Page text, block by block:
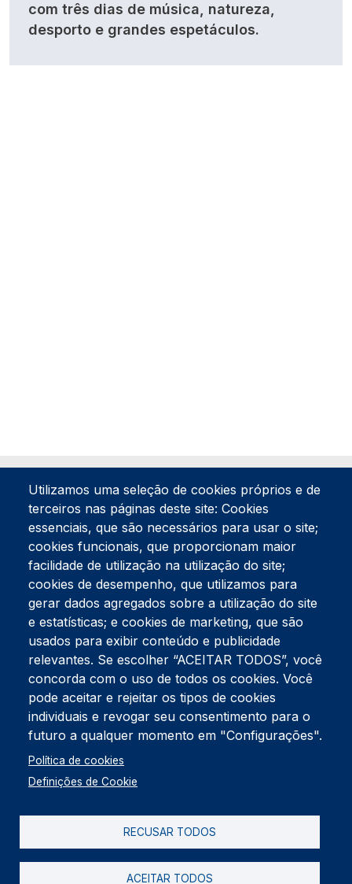
com três dias de música, natureza,
desporto e grandes espetáculos.
Tel:234 390 100Fax:234 390 100
Endereço Postal
Apartado 42
Rua Gil Eanes 31
3834-908 Gafanha da Nazaré
Estúdios
Rua Prior Guerra
Edifício do Centro Cultural da Gafanha da Nazaré
3830-556 Gafanha da Nazaré
Rodapé
Cookies
Política de Privacidade
Utilizamos uma seleção de cookies próprios e de
terceiros nas páginas deste site: Cookies
essenciais, que são necessários para usar o site;
cookies funcionais, que proporcionam maior
facilidade de utilização na utilização do site;
cookies de desempenho, que utilizamos para
gerar dados agregados sobre a utilização do site
e estatísticas; e cookies de marketing, que são
usados para exibir conteúdo e publicidade
relevantes. Se escolher “ACEITAR TODOS”, você
concorda com o uso de todos os cookies. Você
pode aceitar e rejeitar os tipos de cookies
individuais e revogar seu consentimento para o
futuro a qualquer momento em "Configurações".
Política de cookies
Definições de Cookie
RECUSAR TODOS
ACEITAR TODOS